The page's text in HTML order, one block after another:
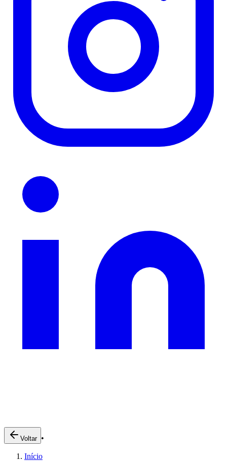
Pedidos Online
Trabalhe Conosco
Voltar •
Início